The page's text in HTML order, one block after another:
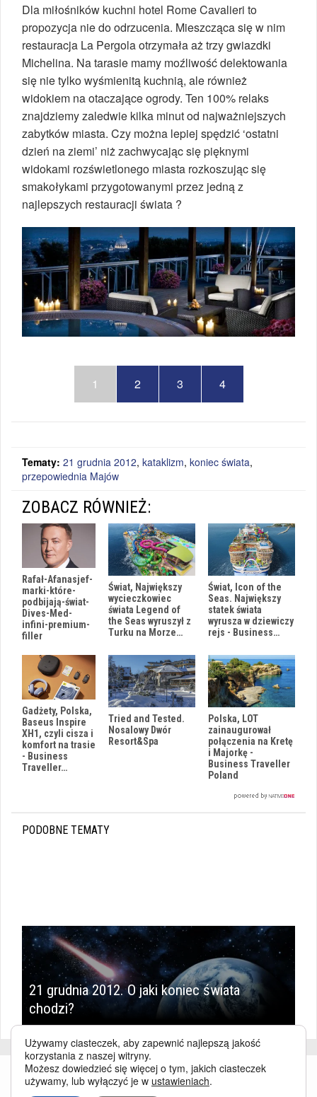
Dla miłośników kuchni hotel Rome Cavalieri to
propozycja nie do odrzucenia. Mieszcząca się w nim
restauracja La Pergola otrzymała aż trzy gwiazdki
Michelina. Na tarasie mamy moźliwość delektowania
się nie tylko wyśmienitą kuchnią, ale również
widokiem na otaczające ogrody. Ten 100% relaks
znajdziemy zaledwie kilka minut od najważniejszych
zabytków miasta. Czy można lepiej spędzić ‘ostatni
dzień na ziemi’ niż zachwycając się pięknymi
widokami rozświetlonego miasta rozkoszując się
smakołykami przygotowanymi przez jedną z
najlepszych restauracji świata ?
1 2 3 4
Tematy: 21 grudnia 2012, kataklizm, koniec świata,
przepowiednia Majów
ZOBACZ RÓWNIEŻ:
Rafał-Afanasjef-
marki-które-
podbijają-świat-
Dives-Med-
infini-premium-
filler
Świat, Największy
wycieczkowiec
świata Legend of
the Seas wyruszył z
Turku na Morze…
Świat, Icon of the
Seas. Największy
statek świata
wyrusza w dziewiczy
rejs - Business…
Gadżety, Polska,
Baseus Inspire
XH1, czyli cisza i
komfort na trasie
- Business
Traveller…
Tried and Tested.
Nosalowy Dwór
Resort&Spa
Polska, LOT
zainaugurował
połączenia na Kretę
i Majorkę -
Business Traveller
Poland
PODOBNE TEMATY
21 grudnia 2012. O jaki koniec świata
chodzi?
Używamy ciasteczek, aby zapewnić najlepszą jakość
korzystania z naszej witryny.
Możesz dowiedzieć się więcej o tym, jakich ciasteczek
używamy, lub wyłączyć je w ustawieniach.